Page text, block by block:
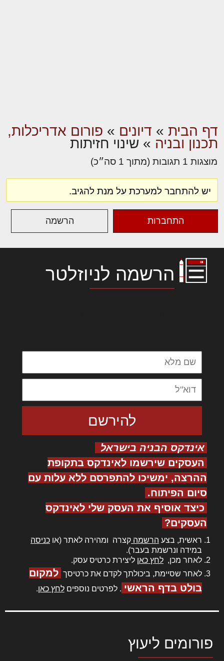
דף הבית » דיונים » פורום אדריכלות,
תכנון ובניה » שינוי חזיתות
מוצגות 1 תגובות (מתוך 1 סה״כ)
יש להתחבר למערכת על מנת להגיב.
התחברות הרשמה
הרשמה לניוזלטר
אינדקס הבניה בישראל
העסקים שירשמו לאינדקס בתקופת
ההרצה, ימשיכו להתפרסם ללא עלות עם
סיום הפיתוח.
כיצד אוסיף את העסק שלי לאינדקס
העסקים?
ראשית, בצע הרשמה קצרה ומהירה לאתר (או כניסה
במידה ונרשמת בעבר).
לאחר מכן, לחץ כאן ליצירת כרטיס עסק.
לאחר שסיימת, ביכולתך לקדם את כרטיסך למקום
בולט בדף הראשי . לפרטים נוספים לחץ כאן.
פורומים ליעוץ